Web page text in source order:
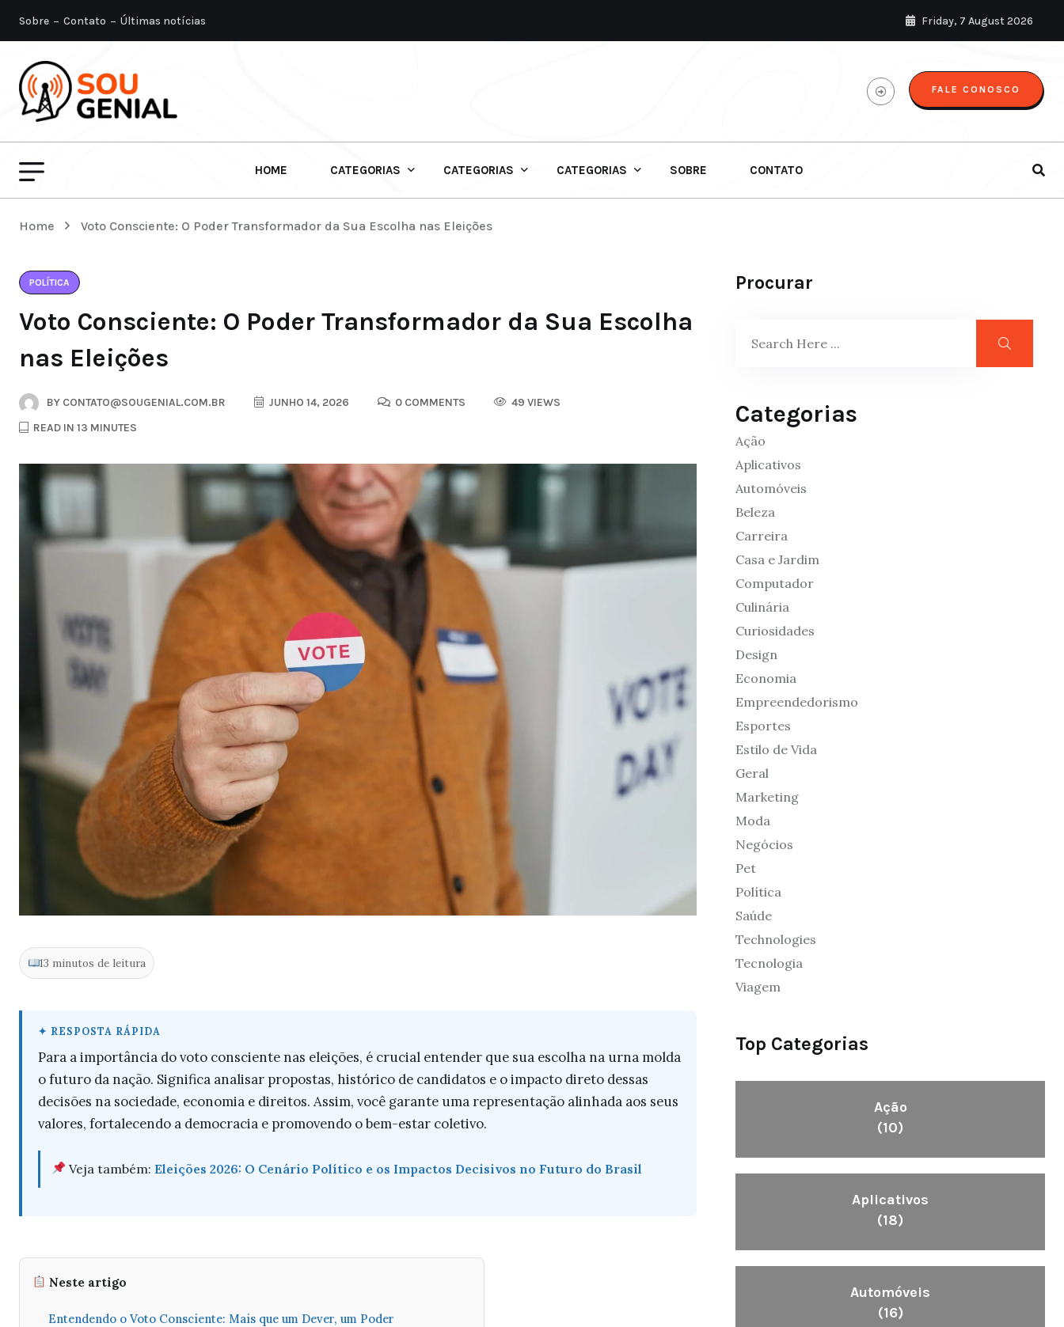
Sobre Contato Últimas notícias Friday, 7 August 2026
FALE CONOSCO
HOME CATEGORIAS CATEGORIAS CATEGORIAS SOBRE CONTATO
Home Voto Consciente: O Poder Transformador da Sua Escolha nas Eleições
POLÍTICA
Voto Consciente: O Poder Transformador da Sua Escolha
nas Eleições
BY CONTATO@SOUGENIAL.COM.BR JUNHO 14, 2026 0 COMMENTS
49 VIEWS
READ IN 13 MINUTES
13 minutos de leitura
Para a importância do voto consciente nas eleições, é crucial entender que sua escolha na urna molda
o futuro da nação. Significa analisar propostas, histórico de candidatos e o impacto direto dessas
decisões na sociedade, economia e direitos. Assim, você garante uma representação alinhada aos seus
valores, fortalecendo a democracia e promovendo o bem-estar coletivo.
Veja também:Eleições 2026: O Cenário Político e os Impactos Decisivos no Futuro do Brasil
Neste artigo
Entendendo o Voto Consciente: Mais que um Dever, um Poder
Procurar
Categorias
Ação
Aplicativos
Automóveis
Beleza
Carreira
Casa e Jardim
Computador
Culinária
Curiosidades
Design
Economia
Empreendedorismo
Esportes
Estilo de Vida
Geral
Marketing
Moda
Negócios
Pet
Política
Saúde
Technologies
Tecnologia
Viagem
Top Categorias
Ação
(10)
Aplicativos
(18)
Automóveis
(16)